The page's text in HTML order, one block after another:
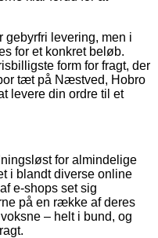
gebyrfri levering, men i
for et konkret beløb.
form for fragt, der
tæt på Næstved, Hobro
levere din ordre til et
for almindelige
i blandt diverse online
e-shops set sig
på en række af deres
– helt i bund, og